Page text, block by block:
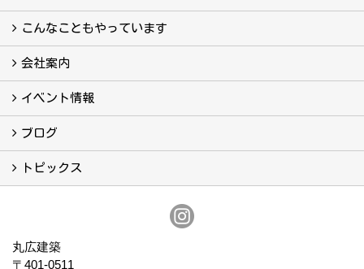
真っ直ぐの家づくり
自慢の大工たち
こだわりの自然素材
快適な家のエッセンス
注文住宅ができるまで
こんなこともやっています
こんなこともやっています
会社案内
会社案内
まるひろの人
スタッフ紹介
プライバシーポリシー
イベント情報
イベント予告
イベント報告
ブログ
ブログ
トピックス
丸広建築
〒401-0511